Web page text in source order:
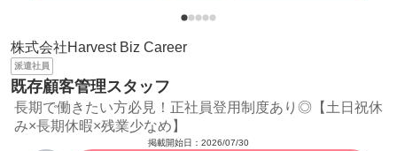
株式会社Harvest Biz Career
派遣社員
既存顧客管理スタッフ
長期で働きたい方必見！正社員登用制度あり◎【土日祝休
み×長期休暇×残業少なめ】
掲載開始日： 2026/07/30